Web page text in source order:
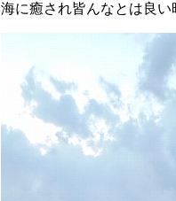
海に癒され皆んなとは良